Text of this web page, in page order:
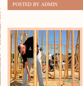
POSTED BY ADMIN